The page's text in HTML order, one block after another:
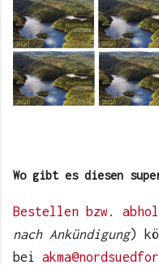
Wo gibt es diesen
Bestellen bzw.
nach Ankündigung)
bei